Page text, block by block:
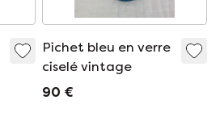
Pichet bleu en verre
ciselé vintage
90 €